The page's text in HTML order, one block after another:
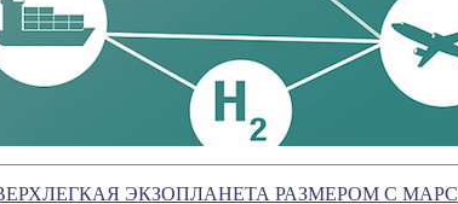
ЭКЗОПЛАНЕТА РАЗМЕРОМ С МАРС